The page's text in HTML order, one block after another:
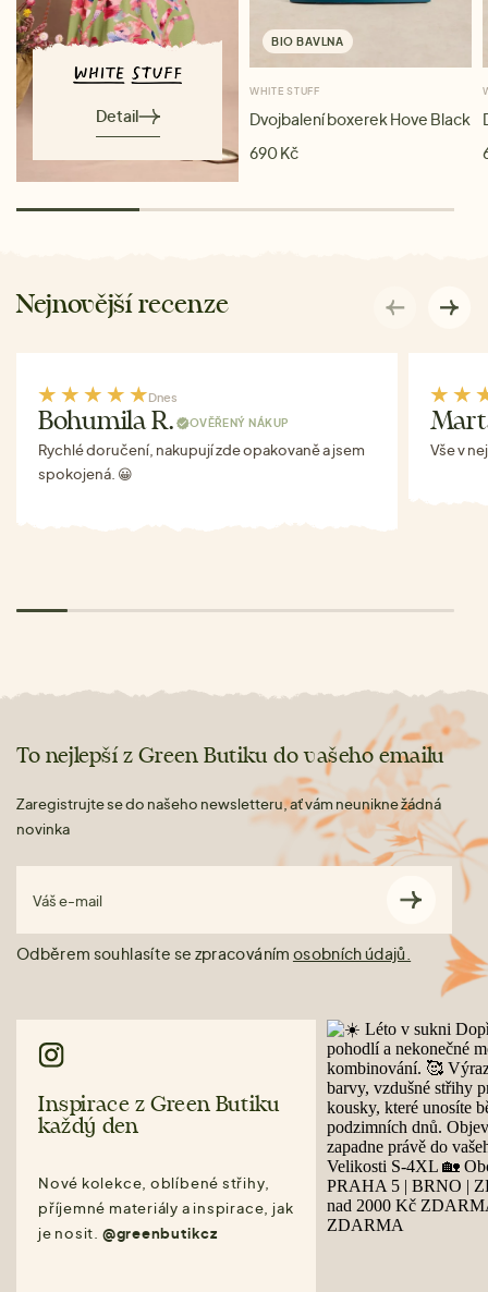
Detail
BIO BAVLNA
WHITE STUFF
Dvojbalení boxerek Hove Black
690 Kč
Nejnovější recenze
Dnes
Bohumila R. OVĚŘENÝ NÁKUP
Rychlé doručení, nakupují zde opakovaně a jsem
spokojená. 😀
Vše v
To nejlepší z Green Butiku do vašeho emailu
Zaregistrujte se do našeho newsletteru, ať vám neunikne žádná
novinka
Váš e-mail
Odběrem souhlasíte se zpracováním osobních údajů.
Inspirace z Green Butiku
každý den
Nové kolekce, oblíbené střihy,
příjemné materiály a inspirace, jak
je nosit. @greenbutikcz